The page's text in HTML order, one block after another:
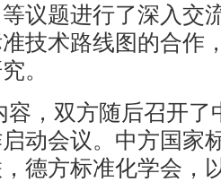
议题进行了深入交
技术路线图的合作
。
容，双方随后召开了
动会议。中方国家
德方标准化学会，